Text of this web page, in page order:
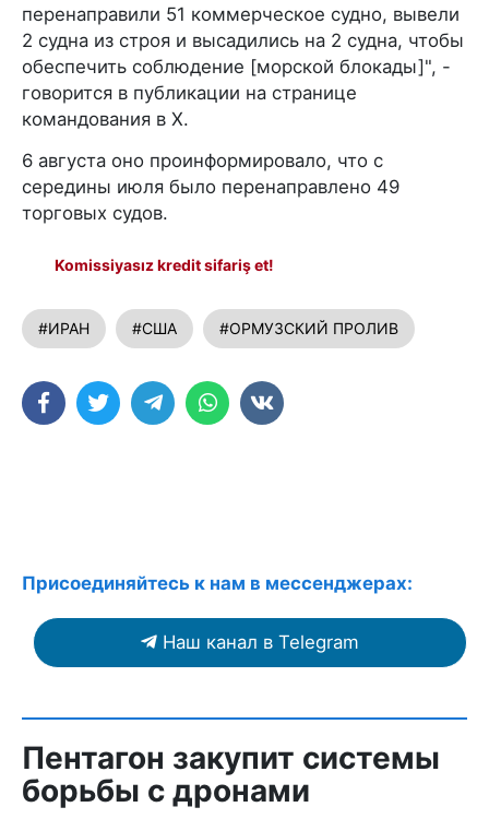
перенаправили 51 коммерческое судно, вывели
2 судна из строя и высадились на 2 судна, чтобы
обеспечить соблюдение [морской блокады]", -
говорится в публикации на странице
командования в X.
6 августа оно проинформировало, что с
середины июля было перенаправлено 49
торговых судов.
Komissiyasız kredit sifariş et!
#ИРАН #США #ОРМУЗСКИЙ ПРОЛИВ
Присоединяйтесь к нам в мессенджерах:
Наш канал в Telegram
Пентагон закупит системы
борьбы с дронами